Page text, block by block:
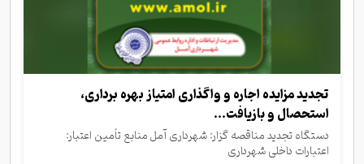
تجدید مزایده اجاره و واگذاری امتیاز بهره برداری،
استحصال و بازیافت...
دستگاه تجدید مناقصه گزار: شهرداری آمل منابع تأمین اعتبار:
اعتبارات داخلی شهرداری